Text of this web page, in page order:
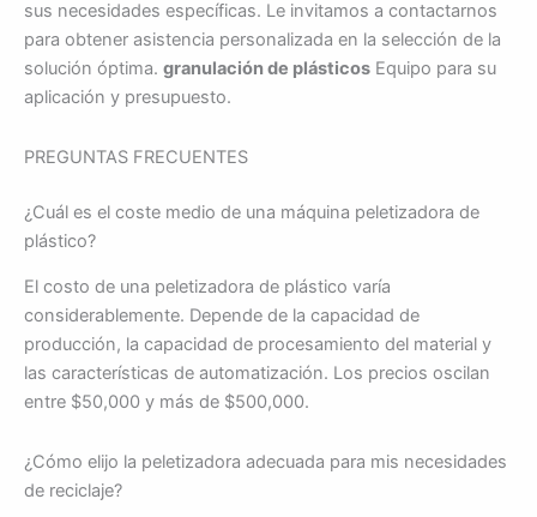
sus necesidades específicas. Le invitamos a contactarnos
para obtener asistencia personalizada en la selección de la
solución óptima. granulación de plásticos Equipo para su
aplicación y presupuesto.
PREGUNTAS FRECUENTES
¿Cuál es el coste medio de una máquina peletizadora de
plástico?
El costo de una peletizadora de plástico varía
considerablemente. Depende de la capacidad de
producción, la capacidad de procesamiento del material y
las características de automatización. Los precios oscilan
entre $50,000 y más de $500,000.
¿Cómo elijo la peletizadora adecuada para mis necesidades
de reciclaje?